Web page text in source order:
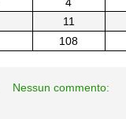
11
108
Nessun commento: